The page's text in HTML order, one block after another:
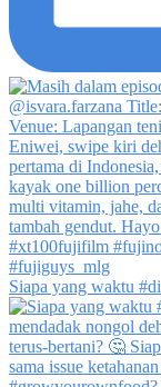
Siapa yang waktu